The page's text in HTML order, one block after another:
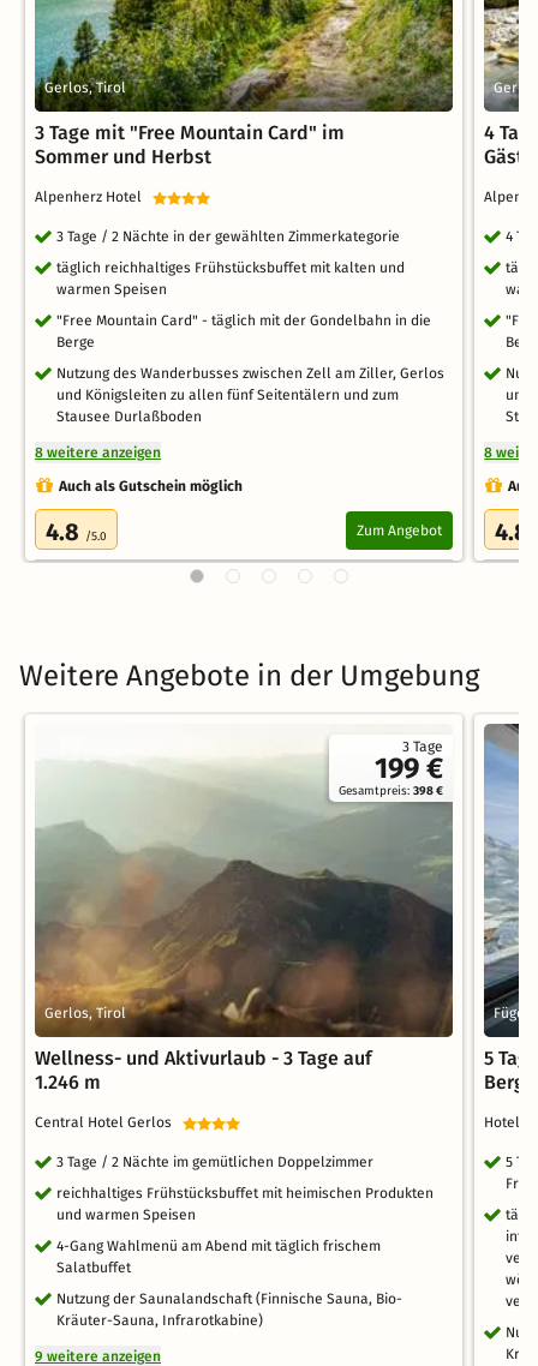
Gerlos, Tirol
3 Tage mit "Free Mountain Card" im
Sommer und Herbst
Alpenherz Hotel
3 Tage / 2 Nächte in der gewählten Zimmerkategorie
täglich reichhaltiges Frühstücksbuffet mit kalten und
warmen Speisen
"Free Mountain Card" - täglich mit der Gondelbahn in die
Berge
Nutzung des Wanderbusses zwischen Zell am Ziller, Gerlos
und Königsleiten zu allen fünf Seitentälern und zum
Stausee Durlaßboden
8 weitere anzeigen
Auch als Gutschein möglich
4.8 /5.0 Zum Angebot
4
4
und
8
4.8
Weitere Angebote in der Umgebung
3 Tage
199 €
Gesamtpreis:398 €
Gerlos, Tirol
Wellness- und Aktivurlaub - 3 Tage auf
1.246 m
Central Hotel Gerlos
3 Tage / 2 Nächte im gemütlichen Doppelzimmer
reichhaltiges Frühstücksbuffet mit heimischen Produkten
und warmen Speisen
4-Gang Wahlmenü am Abend mit täglich frischem
Salatbuffet
Nutzung der Saunalandschaft (Finnische Sauna, Bio-
Kräuter-Sauna, Infrarotkabine)
9 weitere anzeigen
5
Hotel
5